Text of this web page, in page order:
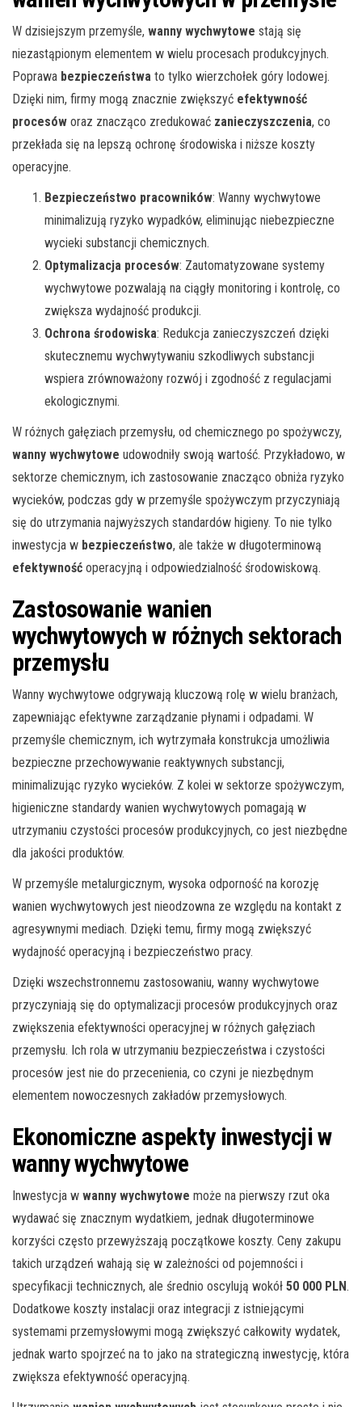
W dzisiejszym przemyśle, wanny wychwytowe stają się
niezastąpionym elementem w wielu procesach produkcyjnych.
Poprawa bezpieczeństwa to tylko wierzchołek góry lodowej.
Dzięki nim, firmy mogą znacznie zwiększyć efektywność
procesów oraz znacząco zredukować zanieczyszczenia, co
przekłada się na lepszą ochronę środowiska i niższe koszty
operacyjne.
Bezpieczeństwo pracowników: Wanny wychwytowe
minimalizują ryzyko wypadków, eliminując niebezpieczne
wycieki substancji chemicznych.
Optymalizacja procesów: Zautomatyzowane systemy
wychwytowe pozwalają na ciągły monitoring i kontrolę, co
zwiększa wydajność produkcji.
Ochrona środowiska: Redukcja zanieczyszczeń dzięki
skutecznemu wychwytywaniu szkodliwych substancji
wspiera zrównoważony rozwój i zgodność z regulacjami
ekologicznymi.
W różnych gałęziach przemysłu, od chemicznego po spożywczy,
wanny wychwytowe udowodniły swoją wartość. Przykładowo, w
sektorze chemicznym, ich zastosowanie znacząco obniża ryzyko
wycieków, podczas gdy w przemyśle spożywczym przyczyniają
się do utrzymania najwyższych standardów higieny. To nie tylko
inwestycja w bezpieczeństwo, ale także w długoterminową
efektywność operacyjną i odpowiedzialność środowiskową.
Zastosowanie wanien
wychwytowych w różnych sektorach
przemysłu
Wanny wychwytowe odgrywają kluczową rolę w wielu branżach,
zapewniając efektywne zarządzanie płynami i odpadami. W
przemyśle chemicznym, ich wytrzymała konstrukcja umożliwia
bezpieczne przechowywanie reaktywnych substancji,
minimalizując ryzyko wycieków. Z kolei w sektorze spożywczym,
higieniczne standardy wanien wychwytowych pomagają w
utrzymaniu czystości procesów produkcyjnych, co jest niezbędne
dla jakości produktów.
W przemyśle metalurgicznym, wysoka odporność na korozję
wanien wychwytowych jest nieodzowna ze względu na kontakt z
agresywnymi mediach. Dzięki temu, firmy mogą zwiększyć
wydajność operacyjną i bezpieczeństwo pracy.
Dzięki wszechstronnemu zastosowaniu, wanny wychwytowe
przyczyniają się do optymalizacji procesów produkcyjnych oraz
zwiększenia efektywności operacyjnej w różnych gałęziach
przemysłu. Ich rola w utrzymaniu bezpieczeństwa i czystości
procesów jest nie do przecenienia, co czyni je niezbędnym
elementem nowoczesnych zakładów przemysłowych.
Ekonomiczne aspekty inwestycji w
wanny wychwytowe
Inwestycja w wanny wychwytowe może na pierwszy rzut oka
wydawać się znacznym wydatkiem, jednak długoterminowe
korzyści często przewyższają początkowe koszty. Ceny zakupu
takich urządzeń wahają się w zależności od pojemności i
specyfikacji technicznych, ale średnio oscylują wokół 50 000 PLN.
Dodatkowe koszty instalacji oraz integracji z istniejącymi
systemami przemysłowymi mogą zwiększyć całkowity wydatek,
jednak warto spojrzeć na to jako na strategiczną inwestycję, która
zwiększa efektywność operacyjną.